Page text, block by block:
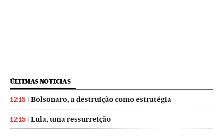
ÚLTIMAS NOTICIAS
12:15 Bolsonaro, a destruição como estratégia
12:15 Lula, uma ressurreição